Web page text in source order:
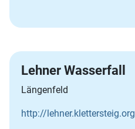
Lehner Wasserfall
Längenfeld
http://lehner.klettersteig.org